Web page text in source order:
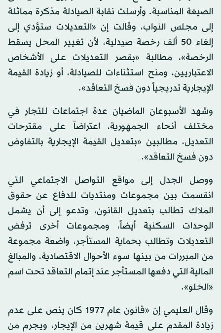
الصيغة المناسبة. وأرسلت نقابة الصيادلة مذكرة مماثلة
إلى مجلس النواب، وقالت إن «التعديلات ستؤدي إلى
إلغاء 50 ألف رخصة صيدلية، لأن تغيير المحل يسقط
الرخصة»، مطالبة «بقصر التعديلات على الأشخاص
الاعتباريين، ومنح استثناءات للصيادلة، أو زيادة القيمة
الإيجارية تدريجياً دون فسخ التعاقد».
وشهد الأسبوعان الماضيان عدة اجتماعات للتجار في
مختلف أنحاء الجمهورية، اعتراضاً على مقترحات
التعديل، مطالبين «بتعديل القيمة الإيجارية بالتفاوض
دون فسخ التعاقد».
ووصل الجدل إلى مواقع التواصل الاجتماعي التي
انقسمت بين مجموعات ومنتديات للدفاع عن حقوق
الملاك تطالب بتعديل القانون، وتدعو إلى أن يشمل
الوحدات السكنية أيضاً، ومجموعات أخرى ترفض
التعديلات وتطالب بحماية المستأجر، واضعة مجموعة
من المبررات من بينها سوء الأحوال الاقتصادية، والمبالغ
المالية التي دفعها المستأجر عند إتمام التعاقد تحت اسم
«الخلو».
وقال العليمي إن «قانون عام 1977 كان ينص على عدم
زيادة المقدم على قيمة شهرين من الإيجار، ويجرم من